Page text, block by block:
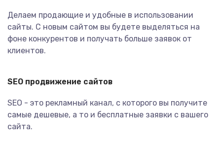
Делаем продающие и удобные в использовании
сайты. С новым сайтом вы будете выделяться на
фоне конкурентов и получать больше заявок от
клиентов.
SEO продвижение сайтов
SEO - это рекламный канал, с которого вы получите
самые дешевые, а то и бесплатные заявки с вашего
сайта.